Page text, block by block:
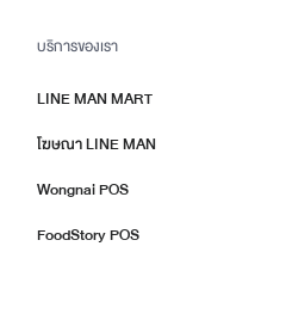
บริการของเรา
LINE MAN MART
โฆษณา LINE MAN
Wongnai POS
FoodStory POS